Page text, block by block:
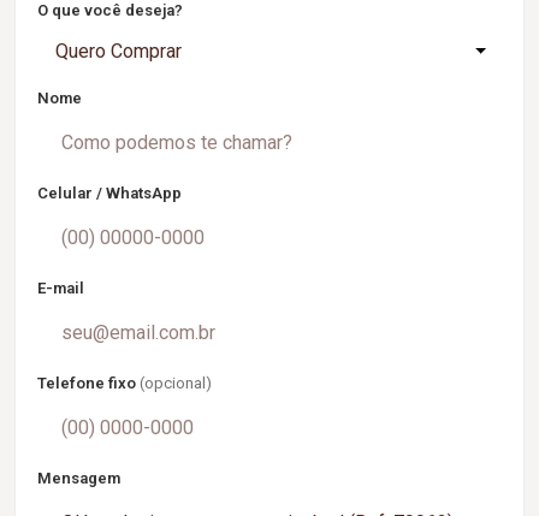
O que você deseja?
Quero Comprar
Nome
Celular / WhatsApp
E-mail
Telefone fixo (opcional)
Mensagem